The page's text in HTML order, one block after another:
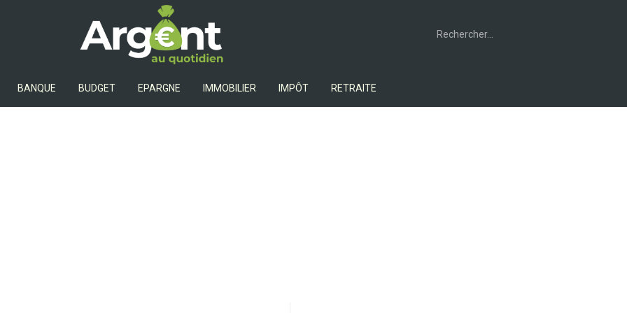
Argent Au Quotidien
Rechercher :
BANQUE BUDGET EPARGNE IMMOBILIER IMPÔT RETRAITE